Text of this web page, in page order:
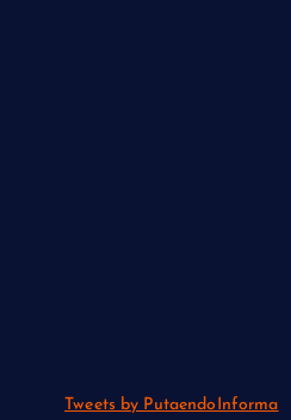
Tweets by PutaendoInforma